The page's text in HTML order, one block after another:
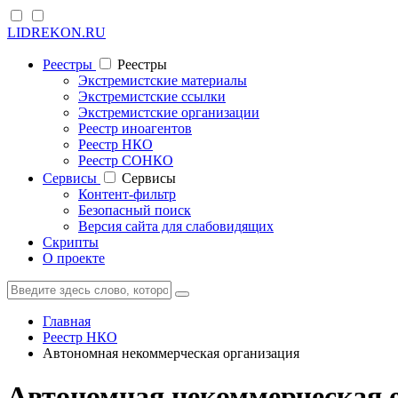
LIDREKON.RU
Реестры
Реестры
Экстремистские материалы
Экстремистские ссылки
Экстремистские организации
Реестр иноагентов
Реестр НКО
Реестр СОНКО
Cервисы
Cервисы
Контент-фильтр
Безопасный поиск
Версия сайта для слабовидящих
Скрипты
О проекте
Главная
Реестр НКО
Автономная некоммерческая организация